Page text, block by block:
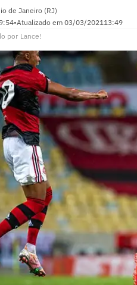
de Janeiro (RJ)
•Atualizado em 03/03/202113:49
por Lance!